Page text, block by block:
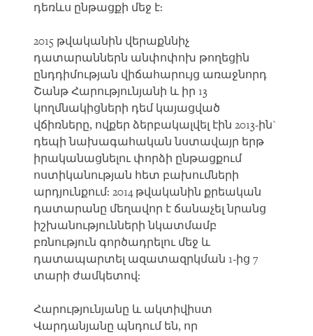
դեռևս ընթացքի մեջ է:
2015 թվականին վերաքննիչ
դատարաններն անփոփոխ թողեցին
ընդդիմության վիճահարույց առաջնորդ
Շանթ Հարությունյանի և իր 13
կողմնակիցների դեմ կայացված
վճիռները, ովքեր ձերբակալվել էին 2013-ին`
դեպի նախագահական նստավայր երթ
իրականացնելու փորձի ընթացքում
ոստիկանության հետ բախումների
արդյունքում: 2014 թվականին քրեական
դատարանը մեղավոր է ճանաչել նրանց
իշխանությունների նկատմամբ
բռնություն գործադրելու մեջ և
դատապարտել ազատազրկման 1-ից 7
տարի ժամկետով:
Հարությունյանը և ակտիվիստ
Վարդանյանը պնդում են, որ